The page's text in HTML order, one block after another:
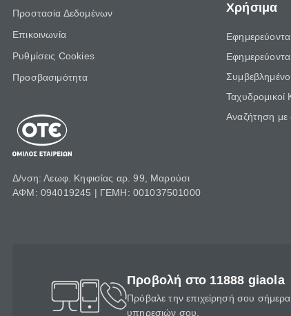
Προστασία Δεδομένων
Επικοινωνία
Ρυθμίσεις Cookies
Προσβασιμότητα
Δ/νση: Λεωφ. Κηφισίας αρ. 99, Μαρούσι
ΑΦΜ: 094019245 | ΓΕΜΗ: 001037501000
Χρήσιμα
Ταχυδρομικοί
Αναζήτηση με
Προβολή στο 11888 giaola
Πρόβαλε την επιχείρησή σου
υπηρεσιών σου.